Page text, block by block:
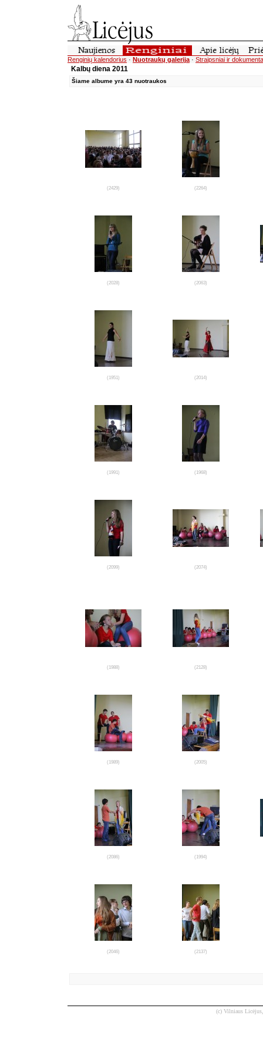
Renginių kalendorius · Nuotraukų galerija · Straipsniai ir
Kalbų diena 2011
Šiame albume yra 43 nuotraukos
(2429) (2264)
(2028) (2063)
(1951) (2014)
(1991) (1968)
(2099) (2074)
(1988) (2128)
(1989) (2005)
(2086) (1994)
(2046) (2137)
(c) Vilniaus